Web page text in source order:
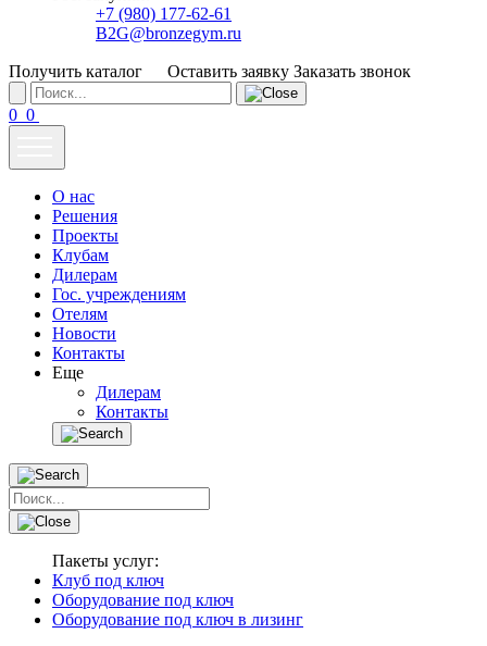
+7 (980) 177-62-61
B2G@bronzegym.ru
Получить каталог Оставить заявку Заказать звонок
0 0
О нас
Решения
Проекты
Клубам
Дилерам
Гос. учреждениям
Отелям
Новости
Контакты
Еще
Дилерам
Контакты
Пакеты услуг:
Клуб под ключ
Оборудование под ключ
Оборудование под ключ в лизинг